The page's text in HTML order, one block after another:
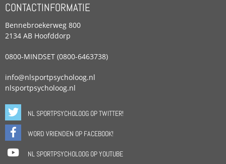
CONTACTINFORMATIE
Bennebroekerweg 800
2134 AB Hoofddorp
0800-MINDSET (0800-6463738)
info@nlsportpsycholoog.nl
nlsportpsycholoog.nl
NL SPORTPSYCHOLOOG OP TWITTER!
WORD VRIENDEN OP FACEBOOK!
NL SPORTPSYCHOLOOG OP YOUTUBE